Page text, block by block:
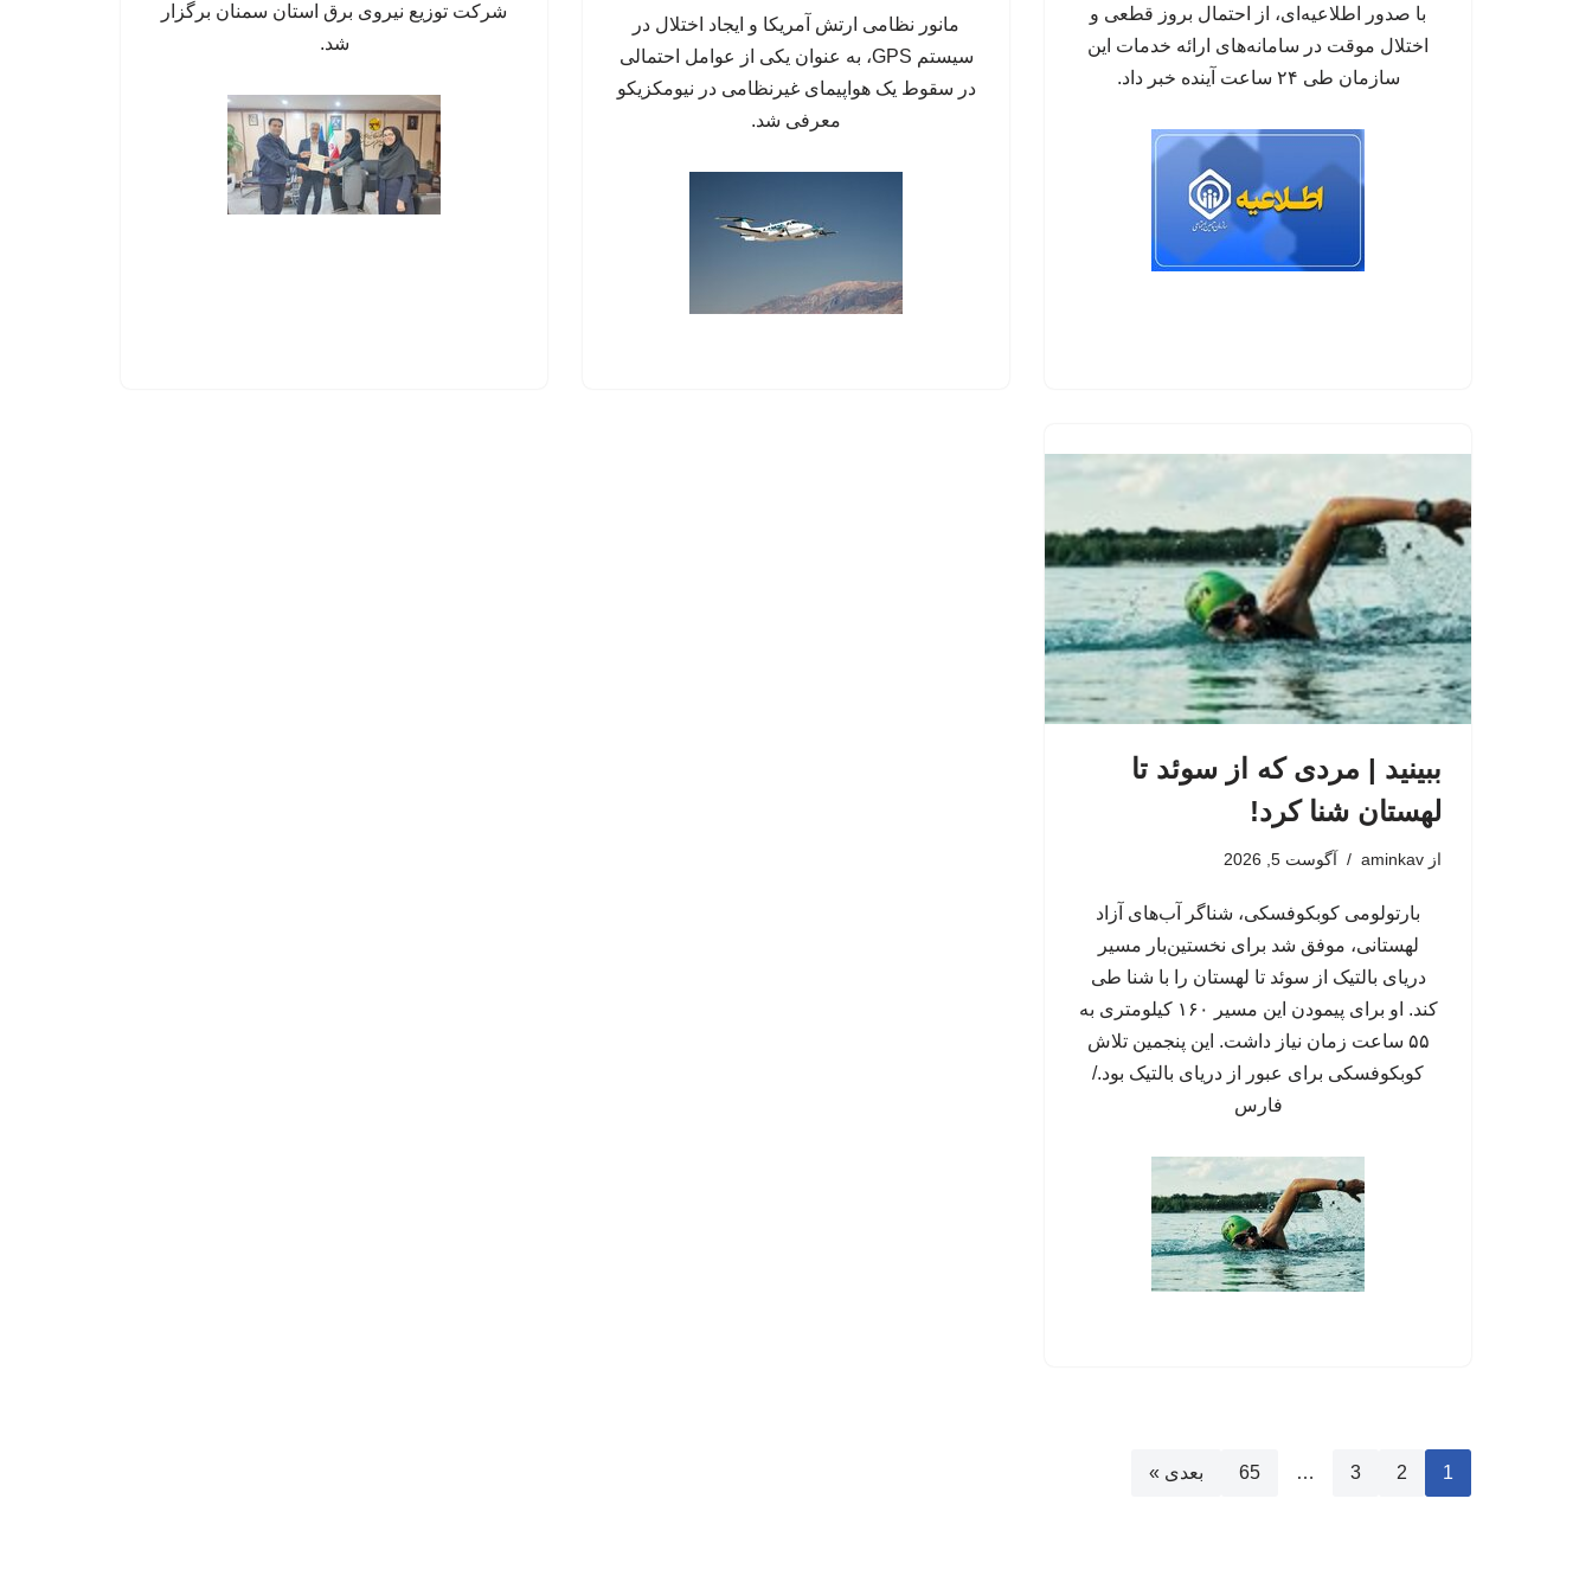
با صدور اطلاعیه‌ای، از احتمال بروز قطعی و
اختلال موقت در سامانه‌های ارائه خدمات این
سازمان طی ۲۴ ساعت آینده خبر داد.
مانور نظامی ارتش آمریکا و ایجاد اختلال در
سیستم‌ GPS، به عنوان یکی از عوامل احتمالی
در سقوط یک هواپیمای غیرنظامی در نیومکزیکو
معرفی شد.
شرکت توزیع نیروی برق استان سمنان برگزار
شد.
ببینید | مردی که از سوئد تا
لهستان شنا کرد!
از aminkav آگوست 5, 2026
بارتولومی کوبکوفسکی، شناگر آب‌های آزاد
لهستانی، موفق شد برای نخستین‌بار مسیر
دریای بالتیک از سوئد تا لهستان را با شنا طی
کند. او برای پیمودن این مسیر ۱۶۰ کیلومتری به
۵۵ ساعت زمان نیاز داشت. این پنجمین تلاش
کوبکوفسکی برای عبور از دریای بالتیک بود./
فارس
1
2
3
…
65 بعدی »